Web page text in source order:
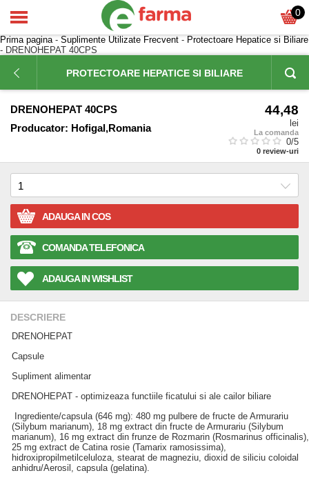
0
Prima pagina- Suplimente Utilizate Frecvent - Protectoare Hepatice si Biliare
- DRENOHEPAT 40CPS
PROTECTOARE HEPATICE SI BILIARE
DRENOHEPAT 40CPS
Producator: Hofigal,Romania
44,48
lei
La comanda
0/5
0 review-uri
ADAUGA IN COS
COMANDA TELEFONICA
ADAUGA IN WISHLIST
DESCRIERE
DRENOHEPAT
Capsule
Supliment alimentar
DRENOHEPAT - optimizeaza functiile ficatului si ale cailor biliare
Ingrediente/capsula (646 mg): 480 mg pulbere de fructe de Armurariu
(Silybum marianum), 18 mg extract din fructe de Armurariu (Silybum
marianum), 16 mg extract din frunze de Rozmarin (Rosmarinus officinalis),
25 mg extract de Catina rosie (Tamarix ramosissima),
hidroxipropilmetilceluloza, stearat de magneziu, dioxid de siliciu coloidal
anhidru/Aerosil, capsula (gelatina).